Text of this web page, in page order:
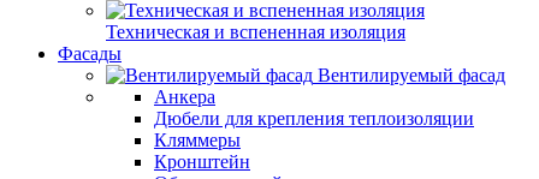
Техническая и вспененная изоляция
Фасады
Вентилируемый фасад
Анкера
Дюбели для крепления теплоизоляции
Кляммеры
Кронштейн